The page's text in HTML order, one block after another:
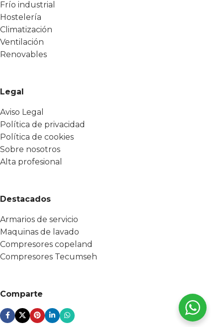
Frío industrial
Hostelería
Climatización
Ventilación
Renovables
Legal
Aviso Legal
Política de privacidad
Política de cookies
Sobre nosotros
Alta profesional
Destacados
Armarios de servicio
Maquinas de lavado
Compresores copeland
Compresores Tecumseh
Comparte